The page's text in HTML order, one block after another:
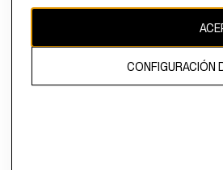
El contenido de esta página web está
propiedad de H&M Hennes & Mauritz AB.
CONFIGURACIÓN